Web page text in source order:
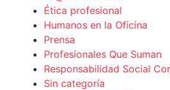
Ética profesional
Humanos en la Oficina
Prensa
Profesionales Que Suman
Responsabilidad Social
Sin categoría